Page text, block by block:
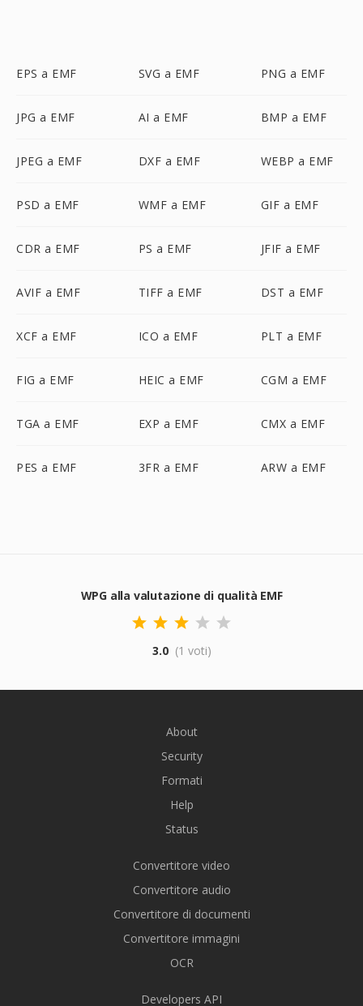
EPS a EMF SVG a EMF PNG a EMF
JPG a EMF AI a EMF BMP a EMF
JPEG a EMF DXF a EMF WEBP a EMF
PSD a EMF WMF a EMF GIF a EMF
CDR a EMF PS a EMF JFIF a EMF
AVIF a EMF TIFF a EMF DST a EMF
XCF a EMF ICO a EMF PLT a EMF
FIG a EMF HEIC a EMF CGM a EMF
TGA a EMF EXP a EMF CMX a EMF
PES a EMF 3FR a EMF ARW a EMF
WPG alla valutazione di qualità EMF
3.0 (1 voti)
About
Security
Formati
Help
Status
Convertitore video
Convertitore audio
Convertitore di documenti
Convertitore immagini
OCR
Developers API